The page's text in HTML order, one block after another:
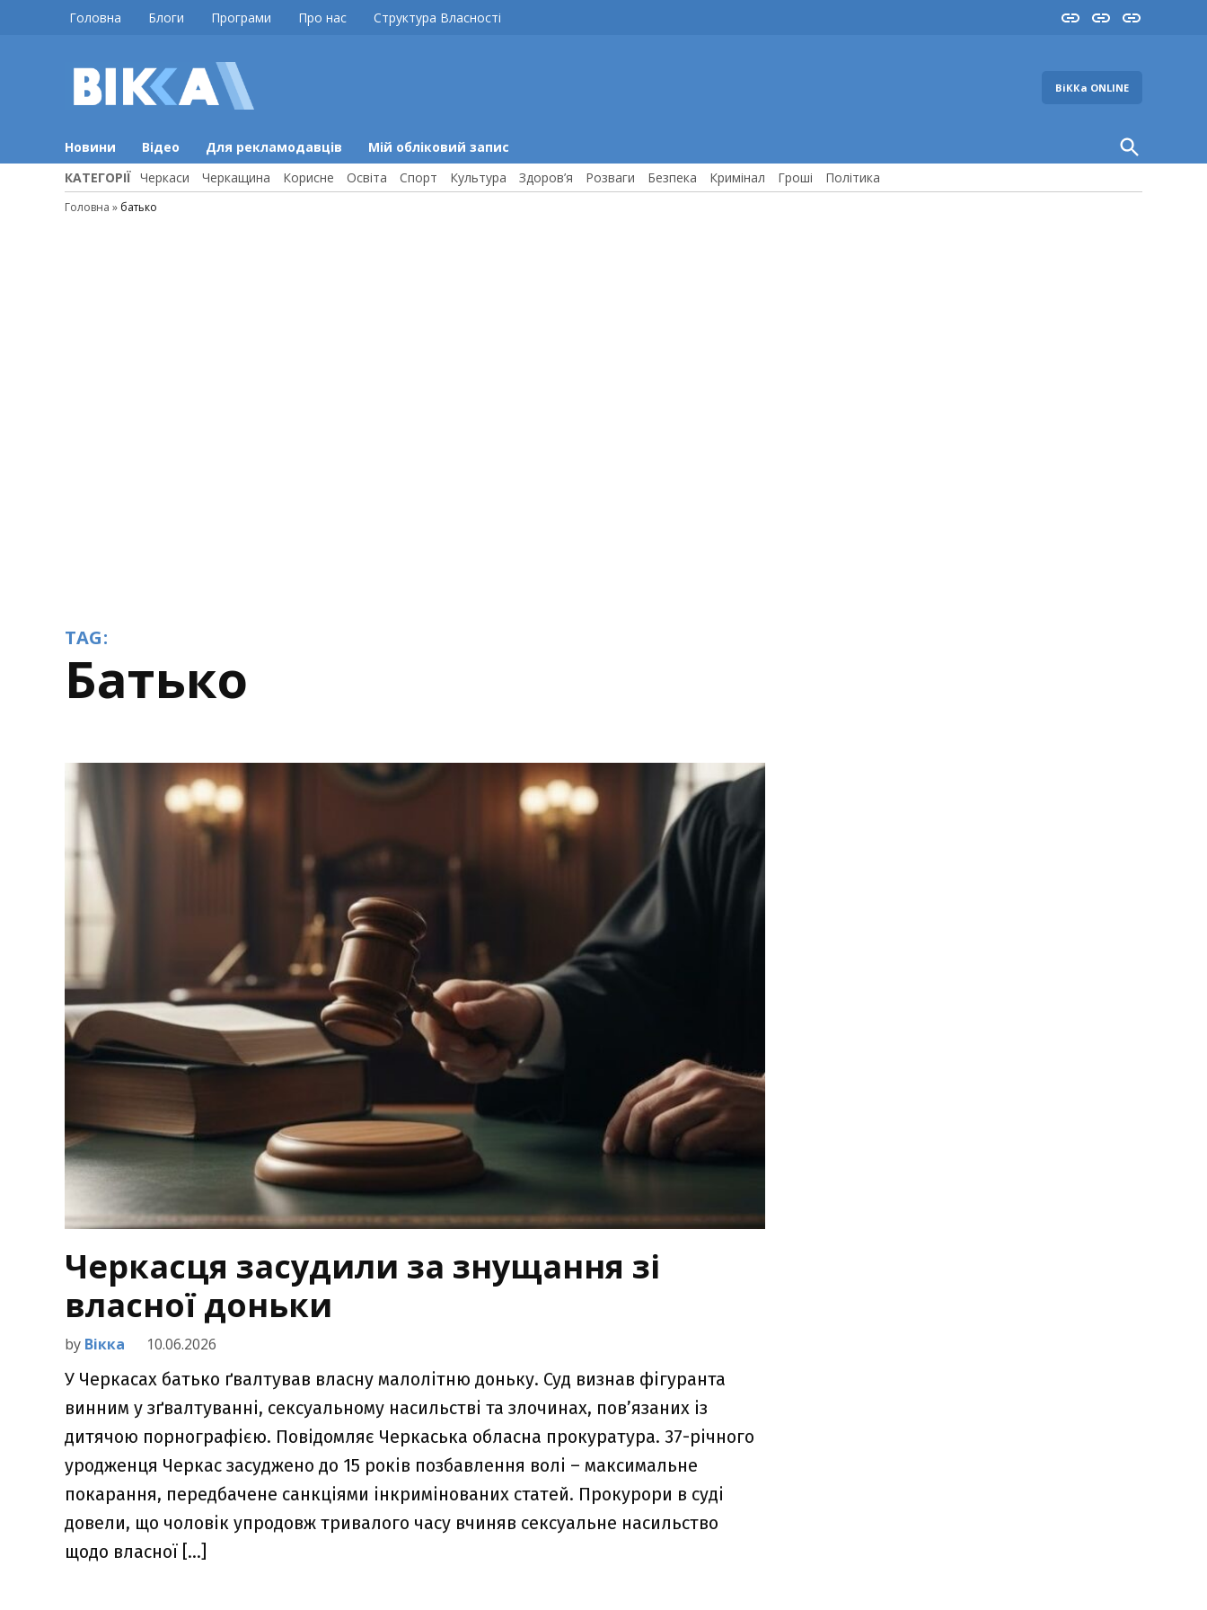
Головна Блоги Програми Про нас Структура Власності InstaYouTube
FB
ВіККа ONLINE
Новини Відео Для рекламодавців Мій обліковий запис
Open
Search
КАТЕГОРІЇ Черкаси Черкащина Корисне Освіта Спорт Культура Здоров’я Розваги Безпека Кримінал Гроші Політика
Головна » батько
TAG:
батько
Черкасця засудили за знущання зі
власної доньки
by Вікка 10.06.2026
У Черкасах батько ґвалтував власну малолітню доньку. Суд визнав фігуранта
винним у зґвалтуванні, сексуальному насильстві та злочинах, повʼязаних із
дитячою порнографією. Повідомляє Черкаська обласна прокуратура. 37-річного
уродженця Черкас засуджено до 15 років позбавлення волі – максимальне
покарання, передбачене санкціями інкримінованих статей. Прокурори в суді
довели, що чоловік упродовж тривалого часу вчиняв сексуальне насильство
щодо власної […]